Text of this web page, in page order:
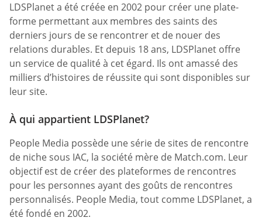
LDSPlanet a été créée en 2002 pour créer une plate-
forme permettant aux membres des saints des
derniers jours de se rencontrer et de nouer des
relations durables. Et depuis 18 ans, LDSPlanet offre
un service de qualité à cet égard. Ils ont amassé des
milliers d’histoires de réussite qui sont disponibles sur
leur site.
À qui appartient LDSPlanet?
People Media possède une série de sites de rencontre
de niche sous IAC, la société mère de Match.com. Leur
objectif est de créer des plateformes de rencontres
pour les personnes ayant des goûts de rencontres
personnalisés. People Media, tout comme LDSPlanet, a
été fondé en 2002.